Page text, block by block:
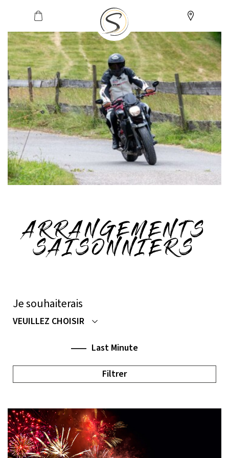
ARRANGEMENTS
SAISONNIERS
Je souhaiterais
VEUILLEZ CHOISIR
Filtrer
Last Minute